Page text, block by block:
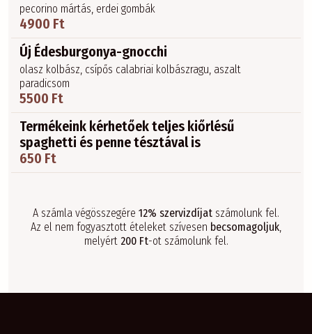
pecorino mártás, erdei gombák
4900 Ft
Új Édesburgonya-gnocchi
olasz kolbász, csípős calabriai kolbászragu, aszalt
paradicsom
5500 Ft
Termékeink kérhetőek teljes kiőrlésű
spaghetti és penne tésztával is
650 Ft
A számla végösszegére 12% szervizdíjat számolunk fel.
Az el nem fogyasztott ételeket szívesen becsomagoljuk
melyért 200 Ft-ot számolunk fel.